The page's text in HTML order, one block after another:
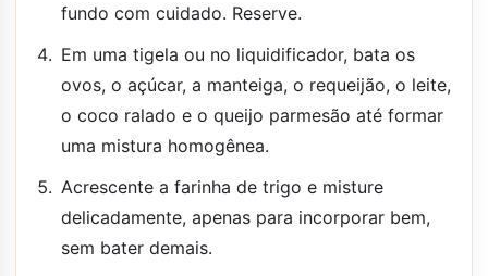
fundo com cuidado. Reserve.
Em uma tigela ou no liquidificador, bata os
ovos, o açúcar, a manteiga, o requeijão, o leite,
o coco ralado e o queijo parmesão até formar
uma mistura homogênea.
Acrescente a farinha de trigo e misture
delicadamente, apenas para incorporar bem,
sem bater demais.